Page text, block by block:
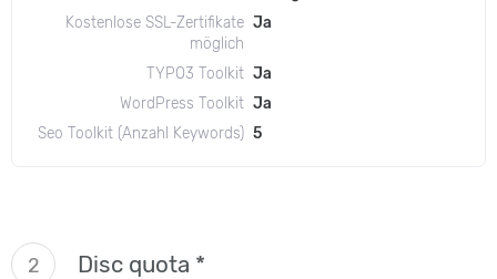
Kostenlose SSL-Zertifikate
möglich
Ja
TYPO3 Toolkit Ja
WordPress Toolkit Ja
Seo Toolkit (Anzahl Keywords) 5
2 Disc quota *